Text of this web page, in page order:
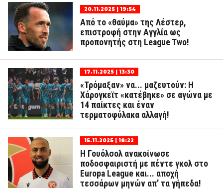
20.11.2025 | 19:54
Από το «θαύμα» της Λέστερ,
επιστροφή στην Αγγλία ως
προπονητής στη League Two!
17.11.2025 | 13:30
«Τρόμαξαν» να... μαζευτούν: Η
Χάρογκεϊτ «κατέβηκε» σε αγώνα με
14 παίκτες και έναν
τερματοφύλακα αλλαγή!
15.11.2025 | 18:22
H Γουόλσολ ανακοίνωσε
ποδοσφαιριστή με πέντε γκολ στο
Europa League και... αποχή
τεσσάρων μηνών απ’ τα γήπεδα!